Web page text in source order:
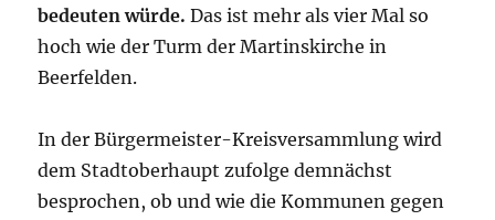
bedeuten würde. Das ist mehr als vier Mal so
hoch wie der Turm der Martinskirche in
Beerfelden.
In der Bürgermeister-Kreisversammlung wird
dem Stadtoberhaupt zufolge demnächst
besprochen, ob und wie die Kommunen gegen